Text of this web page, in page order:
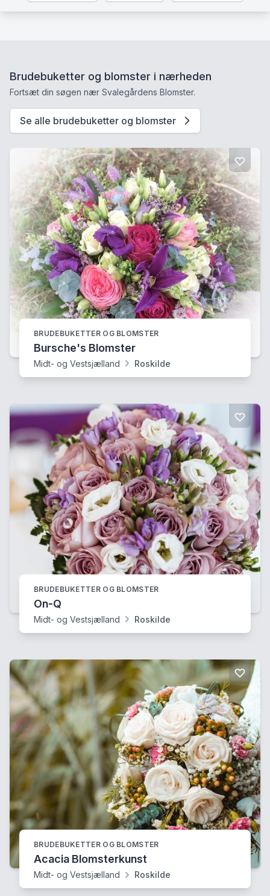
Brudebuketter og blomster i nærheden
Fortsæt din søgen nær Svalegårdens Blomster.
Se alle brudebuketter og blomster
BRUDEBUKETTER OG BLOMSTER
Bursche's Blomster
Midt- og Vestsjælland Roskilde
BRUDEBUKETTER OG BLOMSTER
On-Q
Midt- og Vestsjælland Roskilde
BRUDEBUKETTER OG BLOMSTER
Acacia Blomsterkunst
Midt- og Vestsjælland Roskilde